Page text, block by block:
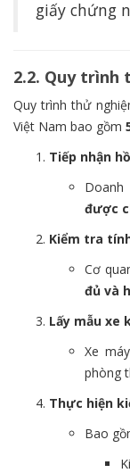
giấy chứng
2.2. Quy
Quy trình thử
Việt Nam bao gồm
Tiếp nhận
Doanh
được
Kiểm tra
Cơ
đủ và
Lấy mẫu xe
Xe
phòng
Thực hiện
Bao